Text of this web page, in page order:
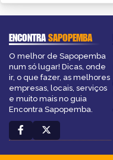
ENCONTRASAPOPEMBA
O melhor de Sapopemba
num só lugar! Dicas, onde
ir, o que fazer, as melhores
empresas, locais, serviços
e muito mais no guia
Encontra Sapopemba.